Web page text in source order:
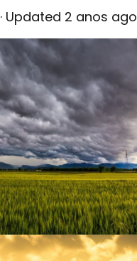
· Updated 2 anos ago